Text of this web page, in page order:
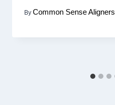
By Common Sense Aligners